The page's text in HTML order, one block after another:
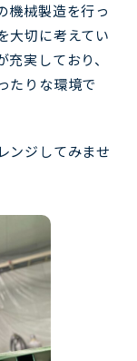
機械製造を行っ
大切に考えてい
実しており、
たりな環境で
ンジしてみませ